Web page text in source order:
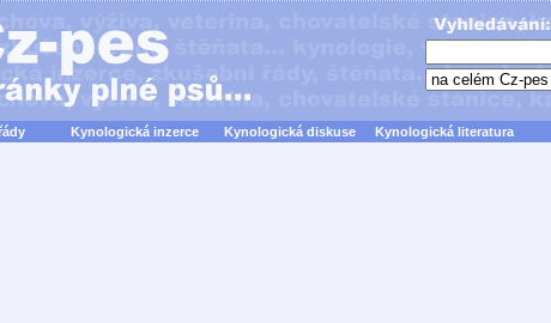
Kynologická inzerce Kynologická diskuse Kynologická literatura